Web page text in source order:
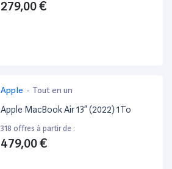
279,00 €
Apple - Tout en un
Apple MacBook Air 13” (2022) 1To
318 offres à partir de :
479,00 €